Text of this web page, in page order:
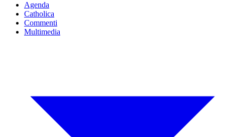
Agenda
Catholica
Commenti
Multimedia